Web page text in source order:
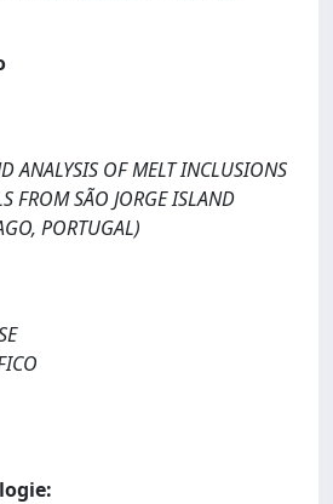
ANALYSIS OF MELT INCLUSIONS
FROM SÃO JORGE ISLAND
PORTUGAL)